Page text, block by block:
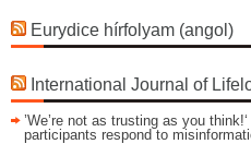
Eurydice hírfolyam (angol)
International Journal of
’We’re not as trusting as you
participants respond to